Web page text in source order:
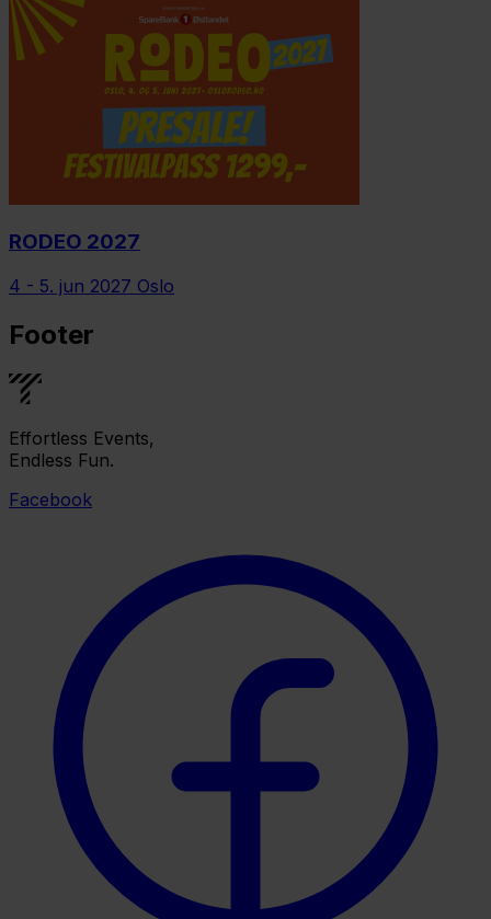
RODEO 2027
4 - 5. jun 2027 Oslo
Footer
Effortless Events,
Endless Fun.
Facebook